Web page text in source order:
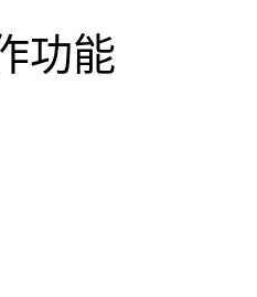
功能